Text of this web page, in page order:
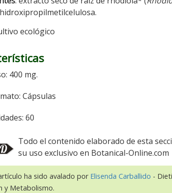
ecológico
400 mg.
Cápsulas
60
Todo el contenido elaborado de esta
su uso exclusivo en Botanical-Online.com
ha sido avalado por Elisenda Carballido -
y Metabolismo.